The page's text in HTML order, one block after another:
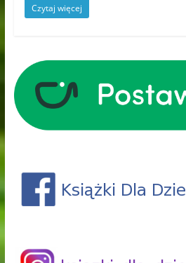
Czytaj więcej